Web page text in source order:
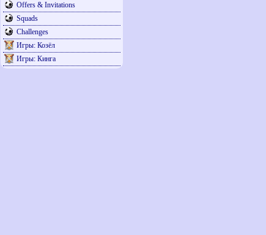
Offers & Invitations
Squads
Challenges
Игры: Козёл
Игры: Кинга